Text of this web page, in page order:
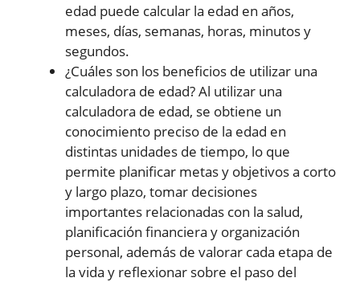
edad puede calcular la edad en años,
meses, días, semanas, horas, minutos y
segundos.
¿Cuáles son los beneficios de utilizar una
calculadora de edad? Al utilizar una
calculadora de edad, se obtiene un
conocimiento preciso de la edad en
distintas unidades de tiempo, lo que
permite planificar metas y objetivos a corto
y largo plazo, tomar decisiones
importantes relacionadas con la salud,
planificación financiera y organización
personal, además de valorar cada etapa de
la vida y reflexionar sobre el paso del